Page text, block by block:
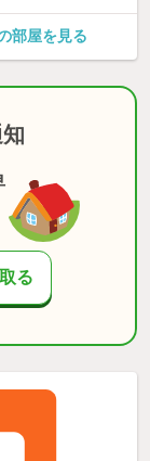
部屋を見る
る